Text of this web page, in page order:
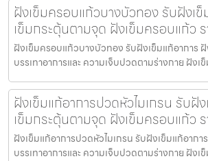
ฝังเข็มครอบแก้วบางบัวทอง รับฝังเ
เข็มกระตุ้นตามจุด ฝังเข็มครอบแก้ว
ฝังเข็มครอบแก้วบางบัวทอง รับฝังเข็มแก้อาการ
บรรเทาอาการและ ความเจ็บปวดตามร่างกาย ฝัง
ฝังเข็มแก้อาการปวดหัวไมเกรน รับฝั
เข็มกระตุ้นตามจุด ฝังเข็มครอบแก้ว
ฝังเข็มแก้อาการปวดหัวไมเกรน รับฝังเข็มแก้อาก
บรรเทาอาการและ ความเจ็บปวดตามร่างกาย ฝังเ